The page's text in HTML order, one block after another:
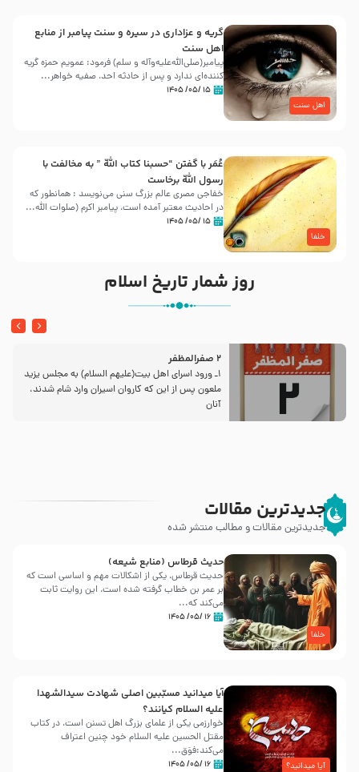
اهل سنت
گریه و عزاداری در سیره و سنت پیامبر از منابع
اهل سنت
پیامبر(صلی‌الله‌علیه‌وآله و سلم) فرمود: عمویم حمزه گریه
کننده‌ای ندارد و پس از حادثه احد، صفیه خواهر...
۱۵ /۰۵/ ۱۴۰۵
خلفا
عُمَر با گفتن “حسبنا كتاب اللّه ” به مخالفت با
رسول اللّه برخاست
خفاجی مصری عالم بزرگ سنی می‌نویسد : همانطور که
در احادیث معتبر آمده است، پیامبر اکرم (صلوات اللّه...
۱۵ /۰۵/ ۱۴۰۵
روز شمار تاریخ اسلام
2 صفرالمظفر
1ـ ورود اسراى اهل بیت‌(علیهم السلام) به مجلس یزید
ملعون پس از این كه كاروان اسیران وارد شام شدند،
آنان
جدیدترین مقالات
جدیدترین مقالات و مطالب منتشر شده
خلفا
حدیث قرطاس (منابع شیعه)
حدیث قرطاس، یکی از اشکالات مهم و اساسی است که
بر عمر بن خطاب گرفته شده است، این روایت ثابت
می‌کند که...
۱۶ /۰۵/ ۱۴۰۵
آیا میدانید؟
آیا میدانید مسبّبین اصلی شهادت سیدالشهدا
علیه ‌السلام کیانند؟
خوارزمی یکی از علمای بزرگ اهل تسنن است، در کتاب
مقتل الحسین علیه ‌السلام خود چنین اعتراف
می‌کند:فوَق...
۱۶ /۰۵/ ۱۴۰۵